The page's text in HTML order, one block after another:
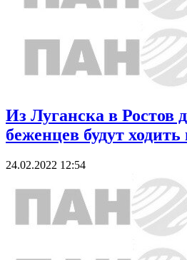
Из Луганска в Ростов
беженцев будут
24.02.2022 12:54